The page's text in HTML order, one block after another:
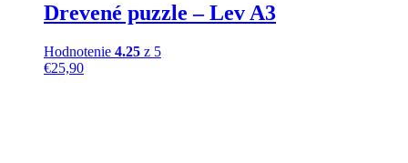
Drevené puzzle – Lev A3
Hodnotenie 4.25 z 5
€25,90